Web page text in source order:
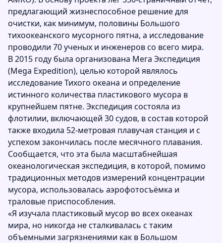
предлагающий жизнеспособное решение для
очистки, как минимум, половины Большого
тихоокеанского мусорного пятна, а исследование
проводили 70 ученых и инженеров со всего мира.
В 2015 году была организована Мега Экспедиция
(Mega Expedition), целью которой являлось
исследование Тихого океана и определение
истинного количества пластикового мусора в
крупнейшем пятне. Экспедиция состояла из
флотилии, включающей 30 судов, в состав которой
также входила 52-метровая плавучая станция и с
успехом закончилась после месячного плавания.
Сообщается, что эта была масштабнейшая
океанологическая экспедиция, в которой, помимо
традиционных методов измерений концентрации
мусора, использовалась аэрофотосъёмка и
траловые приспособления.
«Я изучала пластиковый мусор во всех океанах
мира, но никогда не сталкивалась с таким
объемными загрязнениями как в Большом